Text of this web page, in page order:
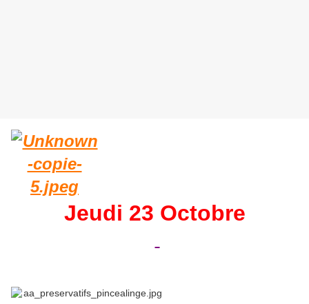
Jeudi 23 Octobre